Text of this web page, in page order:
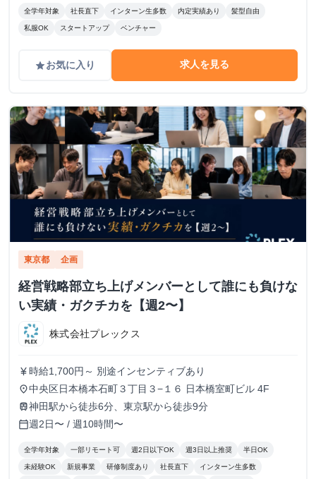
全学年対象 社長直下 インターン生多数 内定実績あり 髪型自由
私服OK スタートアップ ベンチャー
gradeお気に入り 求人を見る
東京都 企画
経営戦略部立ち上げメンバーとして誰にも負けな
い実績・ガクチカを【週2〜】
株式会社プレックス
currency_yen 時給1,700円～ 別途インセンティブあり
place中央区日本橋本石町３丁目３−１６ 日本橋室町ビル 4F
train神田駅から徒歩6分、東京駅から徒歩9分
calendar_today週2日〜 / 週10時間〜
全学年対象 一部リモート可 週2日以下OK 週3日以上推奨 半日OK
未経験OK 新規事業 研修制度あり 社長直下 インターン生多数